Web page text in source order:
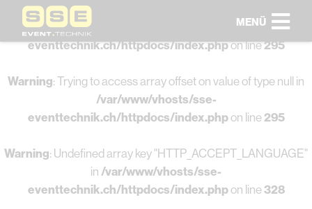
Warning: Undefined array key 0 in
/var/www/vhosts/sse-
eventtechnik.ch/httpdocs/index.phpon line295
Warning: Trying to access array offset on value of type null in
/var/www/vhosts/sse-
eventtechnik.ch/httpdocs/index.phpon line295
Warning: Undefined array key "HTTP_ACCEPT_LANGUAGE"
in /var/www/vhosts/sse-
eventtechnik.ch/httpdocs/index.phpon line328
MENÜ